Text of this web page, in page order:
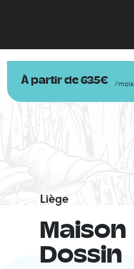
À partir de 635€ /mois
Maison
Dossin
Liège